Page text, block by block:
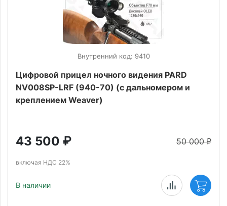
Внутренний код: 9410
Цифровой прицел ночного видения PARD
NV008SP-LRF (940-70) (с дальномером и
креплением Weaver)
50 000₽
43 500 ₽
включая НДС 22%
В наличии